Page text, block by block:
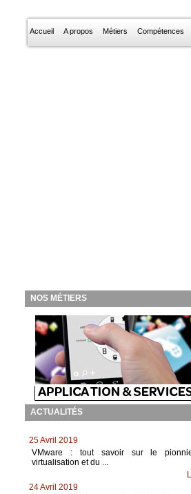
Accueil A propos Métiers Compétences
NOS MÉTIERS
ACTUALITÉS
25 Avril 2019
VMware : tout savoir sur le
virtualisation et du ...
24 Avril 2019